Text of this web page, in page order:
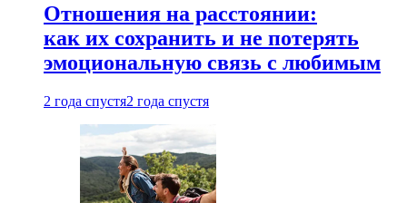
Отношения на расстоянии:
как их сохранить и не потерять
эмоциональную связь с любимым
2 года спустя2 года спустя